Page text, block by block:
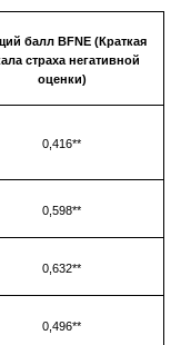
балл BFNE (Краткая
страха негативной
оценки)
0,416**
0,598**
0,632**
0,496**